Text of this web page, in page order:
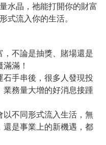
水晶，祂能打開你的財富
式流入你的生活。
，不論是抽獎、賭場還是
滿！
石手串後，很多人發現投
務量大增的好消息接踵
以不同形式流入生活，無
是事業上的新機遇，都